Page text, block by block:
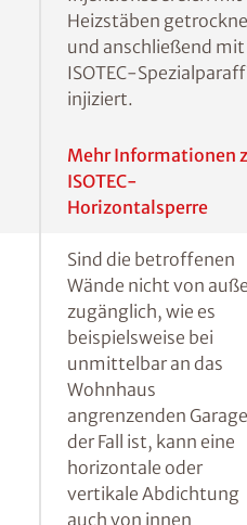
hingegen eine
Horizontalsperre
errichtet werden, um
sicherzustellen, dass
unten in die
Baustoffporen der
vordringen kann. Eine
erdberührte Wände
Nachhinein gegen
unten eindringender
Feuchtigkeit
abzudichten, ist das
genannte
Injektionsverfahren.
Hierbei werden in
ersten Schritt
erstellt, der
Injektionsbereich mit